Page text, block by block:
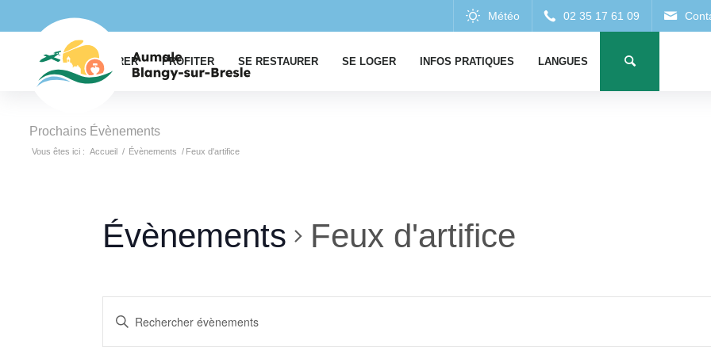
EXPLORER PROFITER SE RESTAURER SE LOGER INFOS PRATIQUES LANGUES
Prochains Évènements
Vous êtes ici : Accueil / Évènements / Feux d'artifice
Évènements Feux d'artifice
et
Saisir